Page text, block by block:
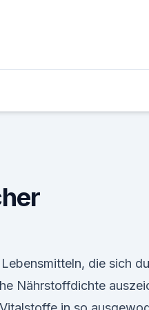
die sich
Nährstoffdichte